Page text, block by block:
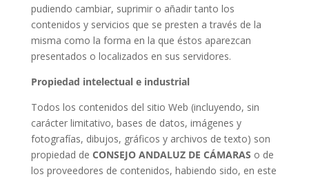
pudiendo cambiar, suprimir o añadir tanto los
contenidos y servicios que se presten a través de la
misma como la forma en la que éstos aparezcan
presentados o localizados en sus servidores.
Propiedad intelectual e industrial
Todos los contenidos del sitio Web (incluyendo, sin
carácter limitativo, bases de datos, imágenes y
fotografías, dibujos, gráficos y archivos de texto) son
propiedad de CONSEJO ANDALUZ DE CÁMARAS o de
los proveedores de contenidos, habiendo sido, en este